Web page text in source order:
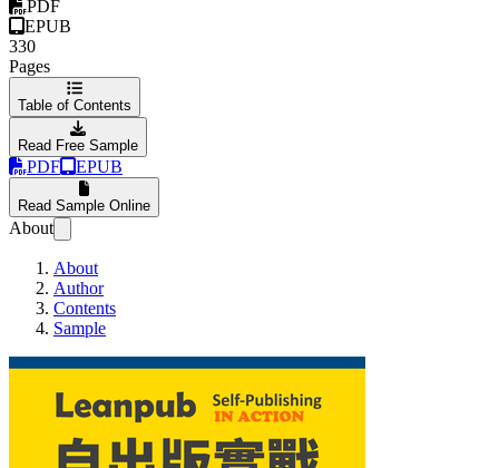
PDF
EPUB
330
Pages
Table of Contents
Read Free Sample
PDF EPUB
Read Sample Online
About
About
Author
Contents
Sample
Leanpub 自出版